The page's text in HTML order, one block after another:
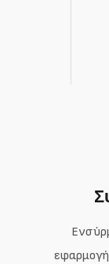
εφαρμογή